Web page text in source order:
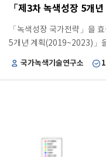
「제3차 녹색성장 5개
「녹색성장 국가전략」을
5개년 계획(2019~2023)」
녹색성장을 위한 정책목표,
녹색성장 5개년 계획
녹색성장 5개년 계획
개년 계획을 통해 경제·환경
국가녹색기술연구소